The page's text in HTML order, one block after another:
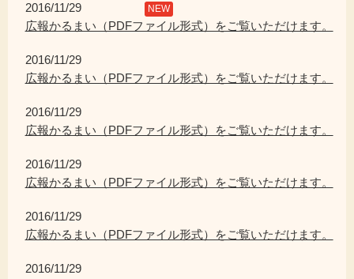
を
2016/11/29 NEW
広報かるまい（PDFファイル形式）をご覧いただけます。
2016/11/29
広報かるまい（PDFファイル形式）をご覧いただけます。
2016/11/29
広報かるまい（PDFファイル形式）をご覧いただけます。
2016/11/29
広報かるまい（PDFファイル形式）をご覧いただけます。
2016/11/29
広報かるまい（PDFファイル形式）をご覧いただけます。
2016/11/29